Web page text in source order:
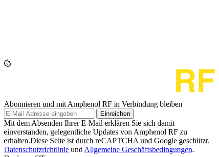
Abonnieren und mit Amphenol RF in Verbindung bleiben
Einreichen
Mit dem Absenden Ihrer E-Mail erklären Sie sich damit
einverstanden, gelegentliche Updates von Amphenol RF zu
erhalten.Diese Seite ist durch reCAPTCHA und Google geschützt.
Datenschutzrichtlinie und Allgemeine Geschäftsbedingungen.